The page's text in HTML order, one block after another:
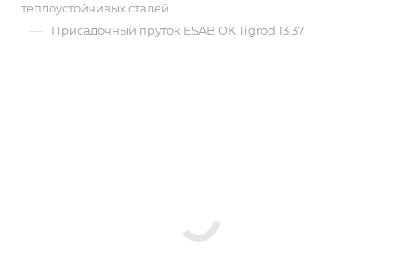
теплоустойчивых сталей
— Присадочный пруток ESAB OK Tigrod 13.37